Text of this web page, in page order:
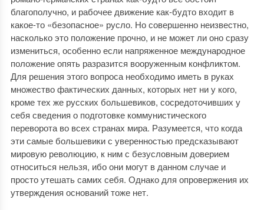
благополучно, и рабочее движение как-будто входит в
какое-то «безопасное» русло. Но совершенно неизвестно,
насколько это положение прочно, и не может ли оно сразу
измениться, особенно если напряженное международное
положение опять разразится вооруженным конфликтом.
Для решения этого вопроса необходимо иметь в руках
множество фактических данных, которых нет ни у кого,
кроме тех же русских большевиков, сосредоточивших у
себя сведения о подготовке коммунистического
переворота во всех странах мира. Разумеется, что когда
эти самые большевики с уверенностью предсказывают
мировую революцию, к ним с безусловным доверием
относиться нельзя, ибо они могут в данном случае и
просто утешать самих себя. Однако для опровержения их
утверждения оснований тоже нет.